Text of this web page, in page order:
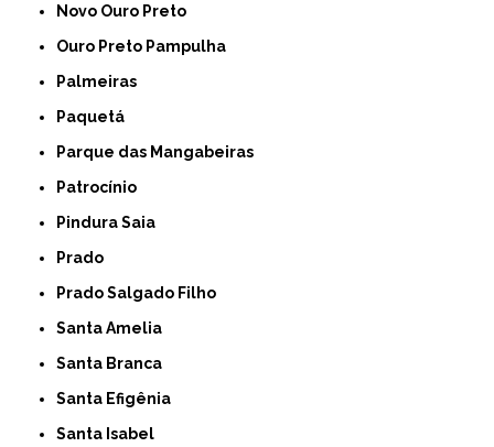
Novo Ouro Preto
Ouro Preto Pampulha
Palmeiras
Paquetá
Parque das Mangabeiras
Patrocínio
Pindura Saia
Prado
Prado Salgado Filho
Santa Amelia
Santa Branca
Santa Efigênia
Santa Isabel